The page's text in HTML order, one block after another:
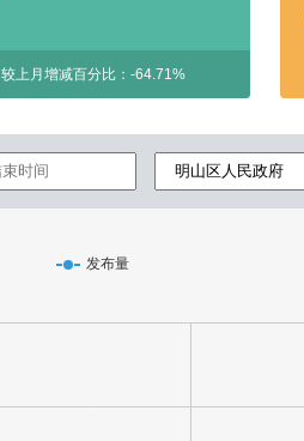
较上月增减百分比：-64.71%